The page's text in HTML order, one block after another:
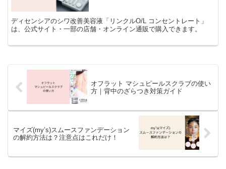
ディセンシアのシワ改善美容液「リンクルO/L コンセントレート」
は、公式サイト・一部の店舗・オンライン通販で購入できます。
オフラット マシュピールスクラブの使い
方｜背中のざらつき対策ガイド
マイズ(my’s)スムースファンデーション
の解約方法は？注意点はこれだけ！